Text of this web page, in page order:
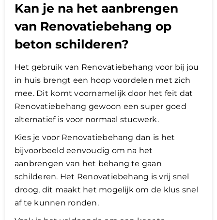
Kan je na het aanbrengen
van Renovatiebehang op
beton schilderen?
Het gebruik van Renovatiebehang voor bij jou
in huis brengt een hoop voordelen met zich
mee. Dit komt voornamelijk door het feit dat
Renovatiebehang gewoon een super goed
alternatief is voor normaal stucwerk.
Kies je voor Renovatiebehang dan is het
bijvoorbeeld eenvoudig om na het
aanbrengen van het behang te gaan
schilderen. Het Renovatiebehang is vrij snel
droog, dit maakt het mogelijk om de klus snel
af te kunnen ronden.